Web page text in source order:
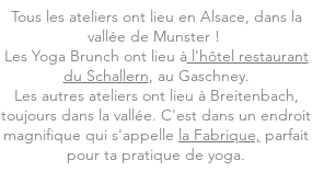
Tous les ateliers ont lieu en Alsace, dans la
vallée de Munster !
Les Yoga Brunch ont lieu àl'hôtel restaurant
du Schallern, au Gaschney.
Les autres ateliers ont lieu à Breitenbach,
toujours dans la vallée. C'est dans un endroit
magnifique qui s'appelle la Fabrique, parfait
pour ta pratique de yoga.